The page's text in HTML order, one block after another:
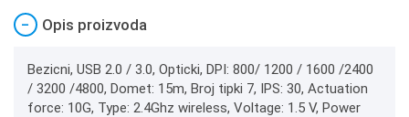
− Opis proizvoda
Bezicni, USB 2.0 / 3.0, Opticki, DPI: 800/ 1200 / 1600 /2400
/ 3200 /4800, Domet: 15m, Broj tipki 7, IPS: 30, Actuation
force: 10G, Type: 2.4Ghz wireless, Voltage: 1.5 V, Power